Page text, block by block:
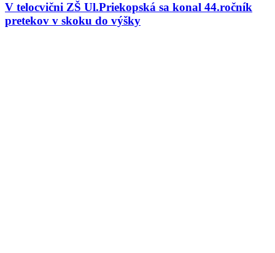
V telocvični ZŠ Ul.Priekopská sa konal 44.ročník
pretekov v skoku do výšky